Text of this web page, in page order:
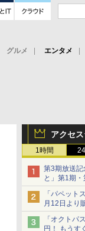
グルメ エンタメ
アクセ
1時間
第3期放送
と」第1期
で順次無料
「パペット
月12日より
レターセッ
「オクトパ
円！ もうす